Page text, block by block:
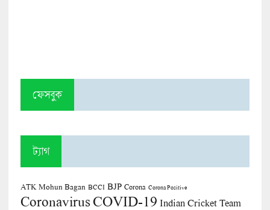
ফেসবুক
ট্যাগ
ATK Mohun Bagan BCCI BJP Corona Corona Positive
CoronavirusCOVID-19 Indian Cricket Team